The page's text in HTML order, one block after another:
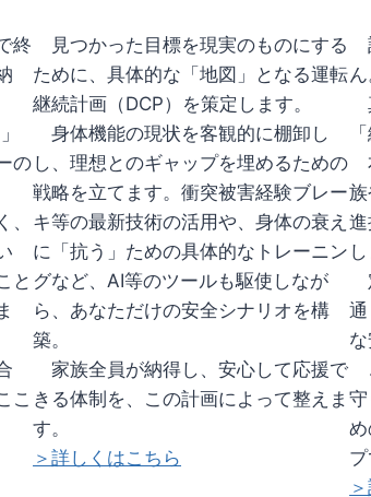
終
の
と
こ
見つかった目標を現実のものにする
ために、具体的な「地図」となる運転
継続計画（DCP）を策定します。
身体機能の現状を客観的に棚卸し
し、理想とのギャップを埋めるための
戦略を立てます。衝突被害経験ブレー
キ等の最新技術の活用や、身体の衰え
に「抗う」ための具体的なトレーニン
グなど、AI等のツールも駆使しなが
ら、あなただけの安全シナリオを構
築。
家族全員が納得し、安心して応援で
きる体制を、この計画によって整えま
す。
＞詳しくはこちら
ん
族
プ